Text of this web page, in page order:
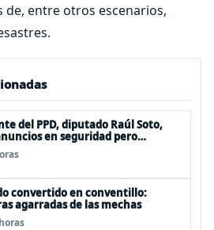
entre otros escenarios,
del PPD, diputado Raúl Soto,
en seguridad pero
ausencia clave: alzamiento del
convertido en conventillo:
agarradas de las mechas